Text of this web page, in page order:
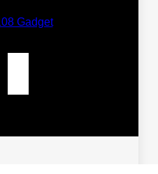
,Laptop, Smartphone , ยาน